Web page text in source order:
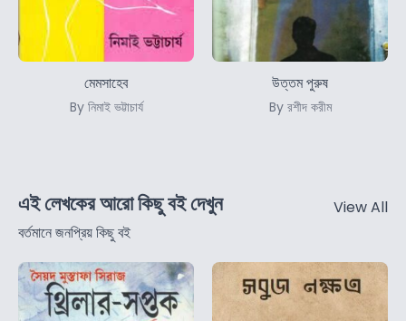
মেমসাহেব
By নিমাই ভট্টাচার্য
উত্তম পুরুষ
By রশীদ করীম
এই লেখকের আরো কিছু বই দেখুন
বর্তমানে জনপ্রিয় কিছু বই
View All